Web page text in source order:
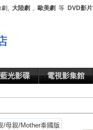
劇, 大陸劇 , 歐美劇 等 DVD影片
光影碟 電視影集館